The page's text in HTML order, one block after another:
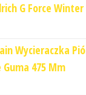
G Force Winter
Wycieraczka
Guma 475 Mm